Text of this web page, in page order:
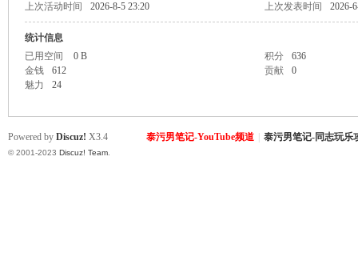
上次活动时间
2026-8-5 23:20 上次发表时间 2026-
统计信息
已用空间
0 B 积分
636
金钱
612 贡献
0
魅力
24
泰污男笔记-YouTube频道 泰污男笔记-同志玩乐
Powered by Discuz! X3.4
© 2001-2023 Discuz! Team.